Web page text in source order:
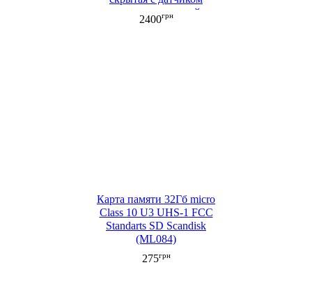
движения, ночной
съемкой, аккумулятором
2400грн
Карта памяти 32Гб micro
Class 10 U3 UHS-1 FCC
Standarts SD Scandisk
(ML084)
275грн